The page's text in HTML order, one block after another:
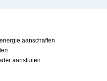
aanschaffen
aansluiten